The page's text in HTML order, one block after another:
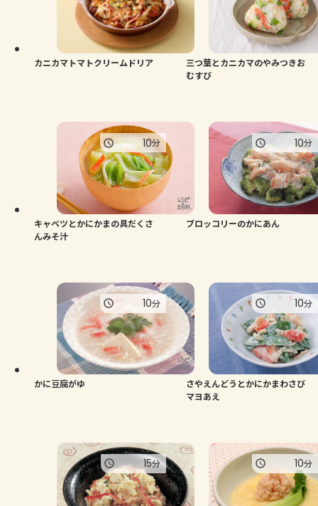
カニカマトマトクリームドリア
三つ葉とカニカマのやみつきお
むすび
キャベツとかにかまの具だくさ
んみそ汁
10分
ブロッコリーのかにあん
10分
かに豆腐がゆ
10分
さやえんどうとかにかまわさび
マヨあえ
10分
15分 10分